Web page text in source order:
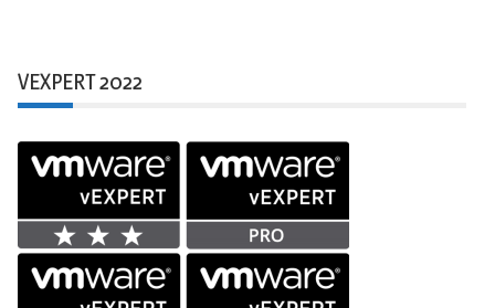
VEXPERT 2022